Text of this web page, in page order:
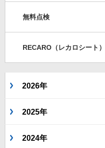
無料点検
RECARO（レカロシート）
2026年
2025年
2024年